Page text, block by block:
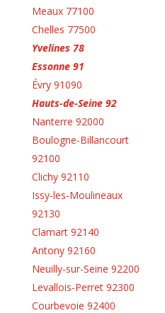
Meaux 77100
Chelles 77500
Yvelines 78
Essonne 91
Évry 91090
Hauts-de-Seine 92
Nanterre 92000
Boulogne-Billancourt
92100
Clichy 92110
Issy-les-Moulineaux
92130
Clamart 92140
Antony 92160
Neuilly-sur-Seine 92200
Levallois-Perret 92300
Courbevoie 92400